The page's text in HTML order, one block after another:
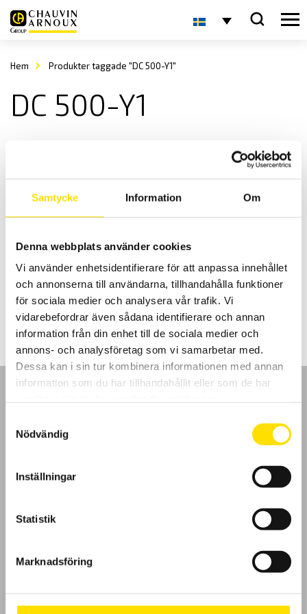
Samtycke Information Om
Denna webbplats använder cookies
Vi använder enhetsidentifierare för att anpassa innehållet
och annonserna till användarna, tillhandahålla funktioner
för sociala medier och analysera vår trafik. Vi
vidarebefordrar även sådana identifierare och annan
information från din enhet till de sociala medier och
annons- och analysföretag som vi samarbetar med.
Dessa kan i sin tur kombinera informationen med annan
information som du har tillhandahållit eller som de har
Nödvändig
Inställningar
Statistik
Marknadsföring
Hem Produkter taggade "DC 500-Y1"
DC 500-Y1
Sauter Statisk momentgivare DC-Y1
Statisk momentgivare med hög noggrannhet.
3,500.00 kr –4,300.00kr Prisintervall:
3,500.00 kr
till
4,300.00 kr
LÄS MER